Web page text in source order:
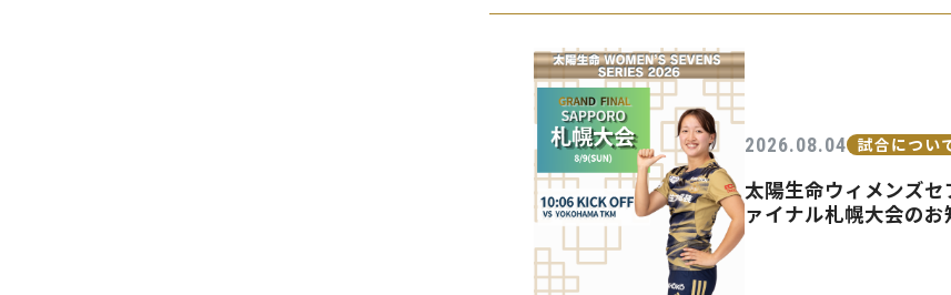
2026.08.04 試合につい
太陽生命ウィメンズ
ァイナル札幌大会のお